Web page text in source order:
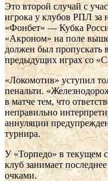
Это второй случай с
игрока у клубов РПЛ за
«Фонбет» — Кубка
«Акроном» на поле
должен был пропускать
предыдущих играх со
«Локомотив» уступил
пенальти.
в матче тем, что
неправильно
аннуляции
турнира.
У «Торпедо» в текущем
клуб занимает
очками.